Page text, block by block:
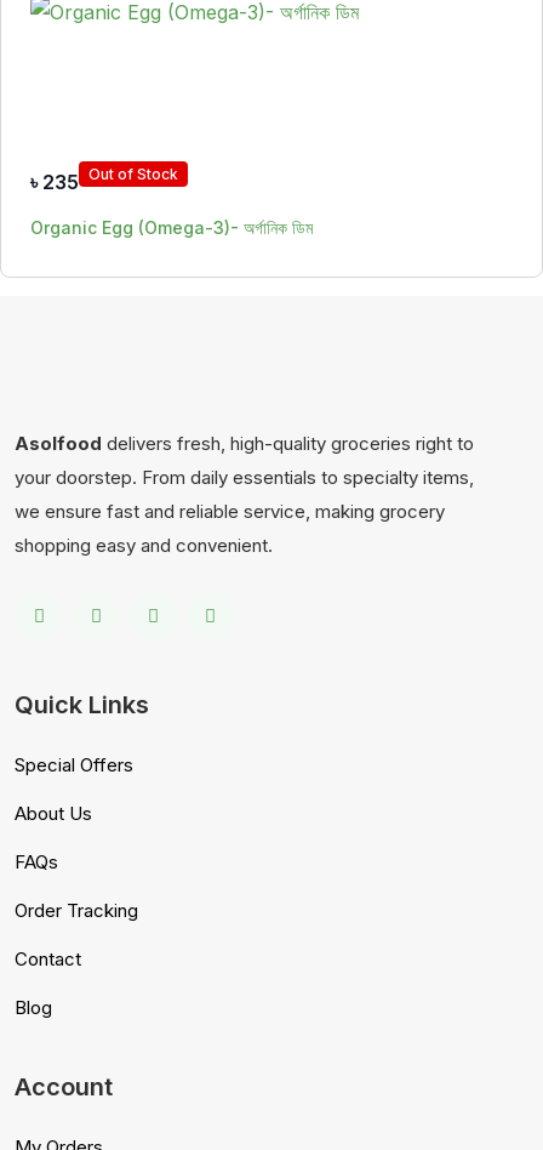
৳ 235 Out of Stock
Organic Egg (Omega-3)- অর্গানিক ডিম
Asolfood delivers fresh, high-quality groceries right to
your doorstep. From daily essentials to specialty items,
we ensure fast and reliable service, making grocery
shopping easy and convenient.
Quick Links
Special Offers
About Us
FAQs
Order Tracking
Contact
Blog
Account